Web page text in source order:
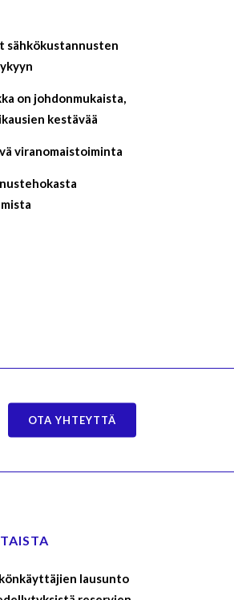
sähkökustannusten
on johdonmukaista,
kestävää
viranomaistoiminta
OTA YHTEYTTÄ
lausunto